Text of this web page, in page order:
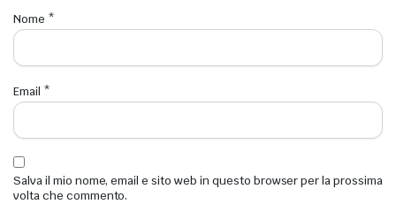
Nome *
Email *
Salva il mio nome, email e sito web in questo browser per la prossima
volta che commento.